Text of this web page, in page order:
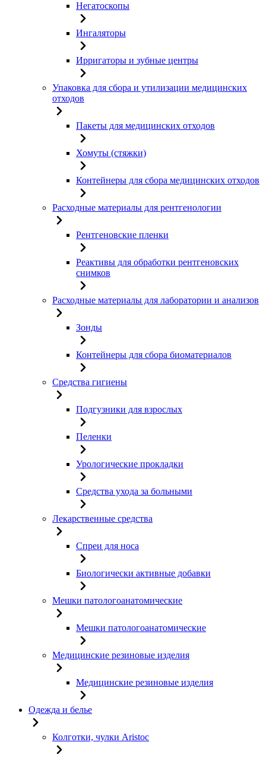
Негатоскопы
Ингаляторы
Ирригаторы и зубные центры
Упаковка для сбора и утилизации медицинских
отходов
Пакеты для медицинских отходов
Хомуты (стяжки)
Контейнеры для сбора медицинских отходов
Расходные материалы для рентгенологии
Рентгеновские пленки
Реактивы для обработки рентгеновских
снимков
Расходные материалы для лаборатории и анализов
Зонды
Контейнеры для сбора биоматериалов
Средства гигиены
Подгузники для взрослых
Пеленки
Урологические прокладки
Средства ухода за больными
Лекарственные средства
Спреи для носа
Биологически активные добавки
Мешки патологоанатомические
Мешки патологоанатомические
Медицинские резиновые изделия
Медицинские резиновые изделия
Одежда и белье
Колготки, чулки Aristoc